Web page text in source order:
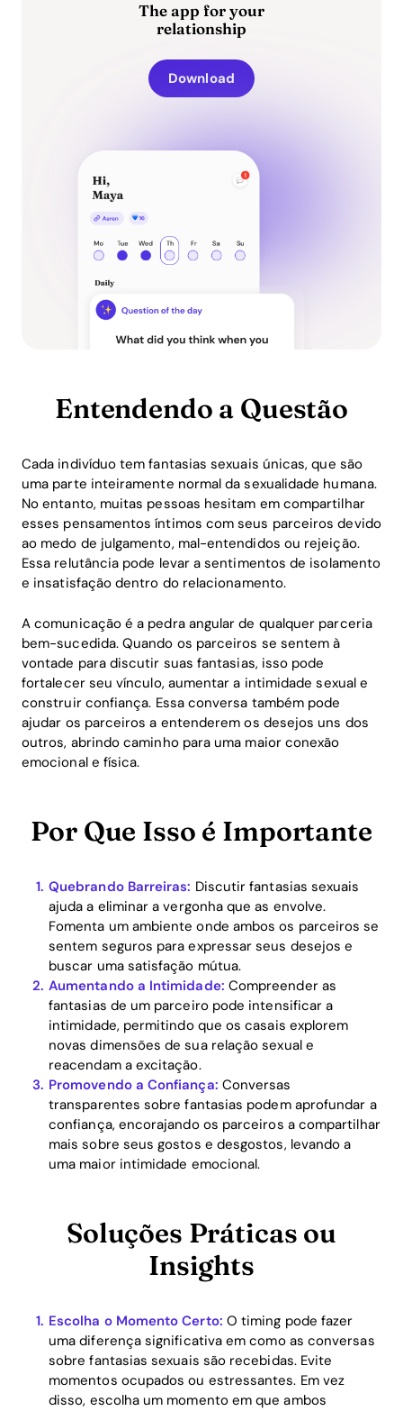
Home
The app for your
relationship
Download
Entendendo a Questão
Cada indivíduo tem fantasias sexuais únicas, que são
uma parte inteiramente normal da sexualidade humana.
No entanto, muitas pessoas hesitam em compartilhar
esses pensamentos íntimos com seus parceiros devido
ao medo de julgamento, mal-entendidos ou rejeição.
Essa relutância pode levar a sentimentos de isolamento
e insatisfação dentro do relacionamento.
A comunicação é a pedra angular de qualquer parceria
bem-sucedida. Quando os parceiros se sentem à
vontade para discutir suas fantasias, isso pode
fortalecer seu vínculo, aumentar a intimidade sexual e
construir confiança. Essa conversa também pode
ajudar os parceiros a entenderem os desejos uns dos
outros, abrindo caminho para uma maior conexão
emocional e física.
Por Que Isso é Importante
Quebrando Barreiras: Discutir fantasias sexuais
ajuda a eliminar a vergonha que as envolve.
Fomenta um ambiente onde ambos os parceiros se
sentem seguros para expressar seus desejos e
buscar uma satisfação mútua.
Aumentando a Intimidade: Compreender as
fantasias de um parceiro pode intensificar a
intimidade, permitindo que os casais explorem
novas dimensões de sua relação sexual e
reacendam a excitação.
Promovendo a Confiança: Conversas
transparentes sobre fantasias podem aprofundar a
confiança, encorajando os parceiros a compartilhar
mais sobre seus gostos e desgostos, levando a
uma maior intimidade emocional.
Soluções Práticas ou
Insights
Escolha o Momento Certo: O timing pode fazer
uma diferença significativa em como as conversas
sobre fantasias sexuais são recebidas. Evite
momentos ocupados ou estressantes. Em vez
disso, escolha um momento em que ambos